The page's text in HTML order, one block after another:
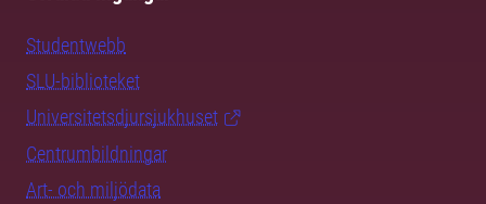
Studentwebb
SLU-biblioteket
Universitetsdjursjukhuset
Centrumbildningar
Art- och miljödata